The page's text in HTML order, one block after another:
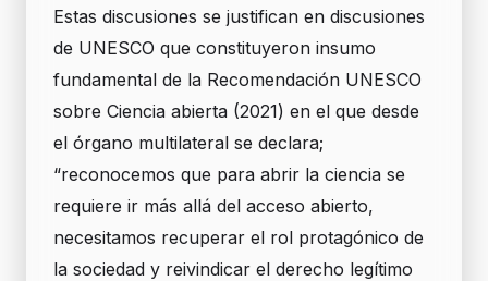
Estas discusiones se justifican en discusiones
de UNESCO que constituyeron insumo
fundamental de la Recomendación UNESCO
sobre Ciencia abierta (2021) en el que desde
el órgano multilateral se declara;
“reconocemos que para abrir la ciencia se
requiere ir más allá del acceso abierto,
necesitamos recuperar el rol protagónico de
la sociedad y reivindicar el derecho legítimo